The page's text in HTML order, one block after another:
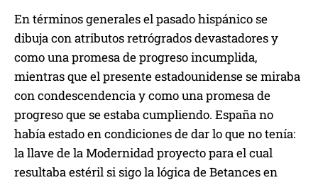
En términos generales el pasado hispánico se
dibuja con atributos retrógrados devastadores y
como una promesa de progreso incumplida,
mientras que el presente estadounidense se miraba
con condescendencia y como una promesa de
progreso que se estaba cumpliendo. España no
había estado en condiciones de dar lo que no tenía:
la llave de la Modernidad proyecto para el cual
resultaba estéril si sigo la lógica de Betances en